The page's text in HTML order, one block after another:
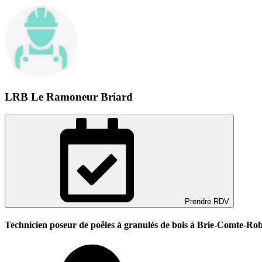
LRB Le Ramoneur Briard
Prendre RDV
Technicien poseur de poêles à granulés de bois à Brie-Comte-